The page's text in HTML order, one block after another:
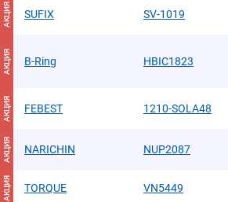
АКЦИЯ SUFIX SV-1019
АКЦИЯ B-Ring HBIC1823
АКЦИЯ FEBEST 1210-SOLA48
АКЦИЯ NARICHIN NUP2087
АКЦИЯ TORQUE VN5449